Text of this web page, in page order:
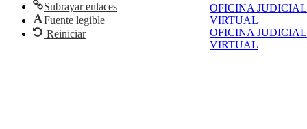
OFICINA JUDICIAL
VIRTUAL
OFICINA JUDICIAL
VIRTUAL
Subrayar enlaces
Fuente legible
Reiniciar